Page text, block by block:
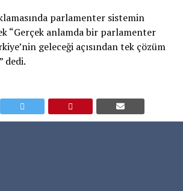
parlamenter sistemin
“Gerçek anlamda bir parlamenter
geleceği açısından tek çözüm
dedi.